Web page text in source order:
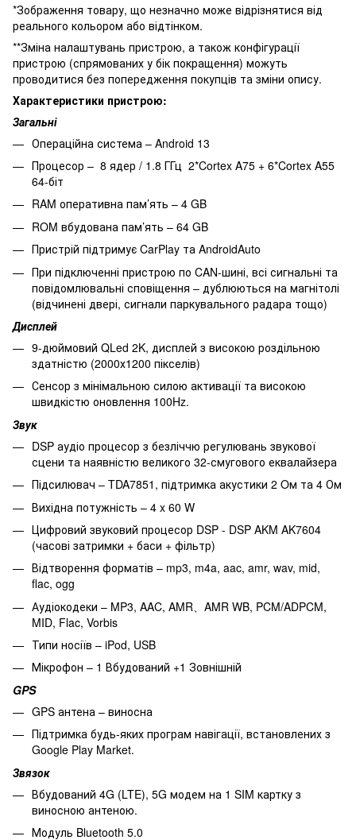
*Зображення товару, що незначно може відрізнятися від
реального кольором або відтінком.
**Зміна налаштувань пристрою, а також конфігурації
пристрою (спрямованих у бік покращення) можуть
проводитися без попередження покупців та зміни опису.
Характеристики пристрою:
Загальні
Операційна система – Android 13
Процесор – 8 ядер / 1.8 ГГц 2*Cortex A75 + 6*Cortex A55
64-біт
RAM оперативна пам’ять – 4 GB
ROM вбудована пам’ять – 64 GB
Пристрій підтримує CarPlay та AndroidAuto
При підключенні пристрою по CAN-шині, всі сигнальні та
повідомлювальні сповіщення – дублюються на магнітолі
(відчинені двері, сигнали паркувального радара тощо)
Дисплей
9-дюймовий QLed 2K, дисплей з високою роздільною
здатністю (2000х1200 пікселів)
Сенсор з мінімальною силою активації та високою
швидкістю оновлення 100Hz.
Звук
DSP аудіо процесор з безліччю регулювань звукової
сцени та наявністю великого 32-смугового еквалайзера
Підсилювач – TDA7851, підтримка акустики 2 Oм та 4 Ом
Вихідна потужність – 4 x 60 W
Цифровий звуковий процесор DSP - DSP AKM AK7604
(часові затримки + баси + фільтр)
Відтворення форматів – mp3, m4a, aac, amr, wav, mid,
flac, ogg
Аудіокодеки – MP3, AAC, AMR、AMR WB, PCM/ADPCM,
MID, Flac, Vorbis
Типи носіїв – iPod, USB
Мікрофон – 1 Вбудований +1 Зовнішній
GPS
GPS антена – виносна
Підтримка будь-яких програм навігації, встановлених з
Google Play Market.
Звязок
Вбудований 4G (LTE), 5G модем на 1 SIM картку з
виносною антеною.
Модуль Bluetooth 5.0